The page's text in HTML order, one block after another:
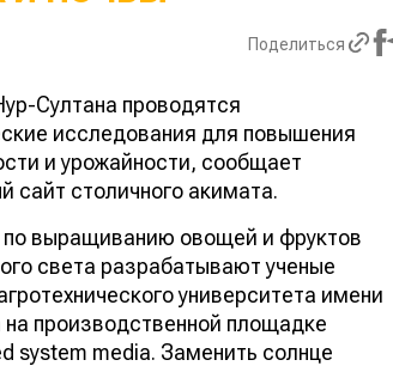
Поделиться
Султана проводятся
исследования для повышения
и урожайности, сообщает
сайт столичного акимата.
по выращиванию овощей и фруктов
света разрабатывают ученые
университета имени
производственной площадке
system media. Заменить солнце